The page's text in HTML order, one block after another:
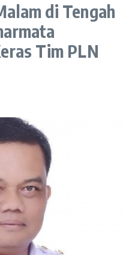
di Tengah
Tim PLN